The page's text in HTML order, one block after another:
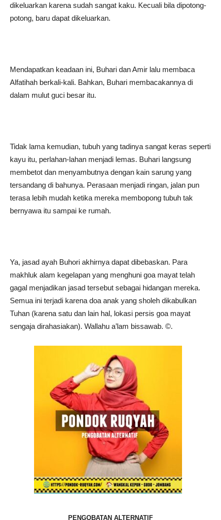
dikeluarkan karena sudah sangat kaku. Kecuali bila dipotong-
potong, baru dapat dikeluarkan.
Mendapatkan keadaan ini, Buhari dan Amir lalu membaca
Alfatihah berkali-kali. Bahkan, Buhari membacakannya di
dalam mulut guci besar itu.
Tidak lama kemudian, tubuh yang tadinya sangat keras seperti
kayu itu, perlahan-lahan menjadi lemas. Buhari langsung
membetot dan menyambutnya dengan kain sarung yang
tersandang di bahunya. Perasaan menjadi ringan, jalan pun
terasa lebih mudah ketika mereka membopong tubuh tak
bernyawa itu sampai ke rumah.
Ya, jasad ayah Buhori akhirnya dapat dibebaskan. Para
makhluk alam kegelapan yang menghuni goa mayat telah
gagal menjadikan jasad tersebut sebagai hidangan mereka.
Semua ini terjadi karena doa anak yang sholeh dikabulkan
Tuhan (karena satu dan lain hal, lokasi persis goa mayat
sengaja dirahasiakan). Wallahu a’lam bissawab. ©️.
PENGOBATAN ALTERNATIF